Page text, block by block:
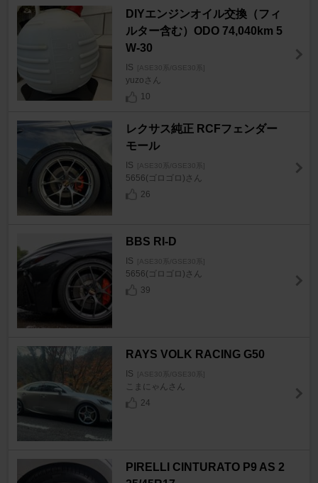
DIYエンジンオイル交換（フィ
ルター含む）ODO 74,040km 5
W-30
IS [ASE30系/GSE30系]
yuzoさん
10
レクサス純正 RCFフェンダー
モール
IS [ASE30系/GSE30系]
5656(ゴロゴロ)さん
26
BBS RI-D
IS [ASE30系/GSE30系]
5656(ゴロゴロ)さん
39
RAYS VOLK RACING G50
IS [ASE30系/GSE30系]
こまにゃんさん
24
PIRELLI CINTURATO P9 AS 2